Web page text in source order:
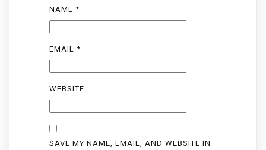
NAME *
EMAIL *
WEBSITE
SAVE MY NAME, EMAIL, AND WEBSITE IN